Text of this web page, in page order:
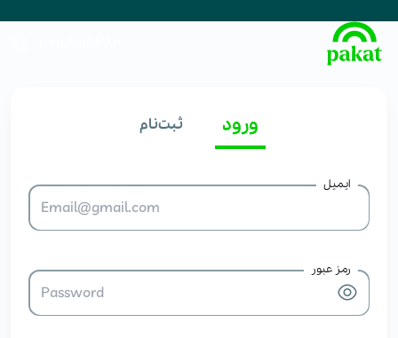
ورود ثبت‌نام
ایمیل
رمز عبور